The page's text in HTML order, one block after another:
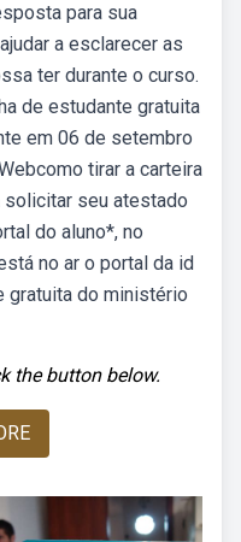
para sua
a esclarecer as
ter durante o curso.
de estudante gratuita
em 06 de setembro
tirar a carteira
solicitar seu atestado
do aluno*, no
no ar o portal da id
gratuita do ministério
the button below.